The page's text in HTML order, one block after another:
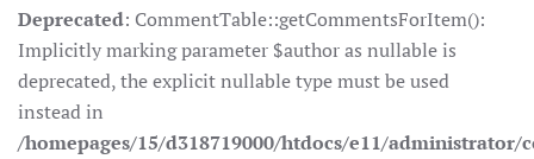
Deprecated: CommentTable::getCommentsForItem():
Implicitly marking parameter $author as nullable is
deprecated, the explicit nullable type must be used
instead in
/homepages/15/d318719000/htdocs/e11/